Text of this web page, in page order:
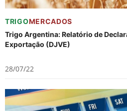
TRIGOMERCADOS
Trigo Argentina: Relatório de
Exportação (DJVE)
28/07/22